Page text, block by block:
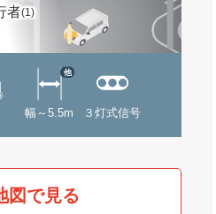
者(1)
幅～5.5m
他
３灯式信号
図で見る